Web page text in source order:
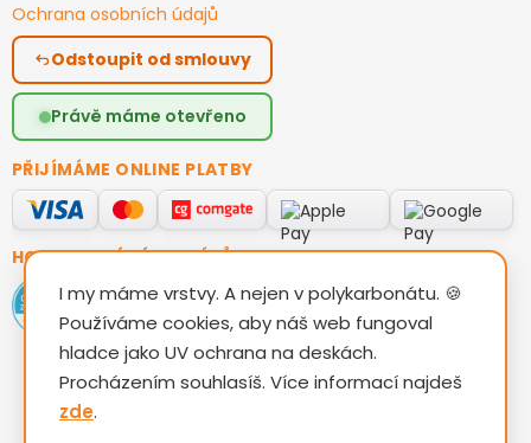
Ochrana osobních údajů
Odstoupit od smlouvy
Právě máme otevřeno
PŘIJÍMÁME ONLINE PLATBY
HODNOCENÍ ZÁKAZNÍKŮ
I my máme vrstvy. A nejen v polykarbonátu. 🍪
Používáme cookies, aby náš web fungoval
hladce jako UV ochrana na deskách.
Procházením souhlasíš. Více informací najdeš
zde.